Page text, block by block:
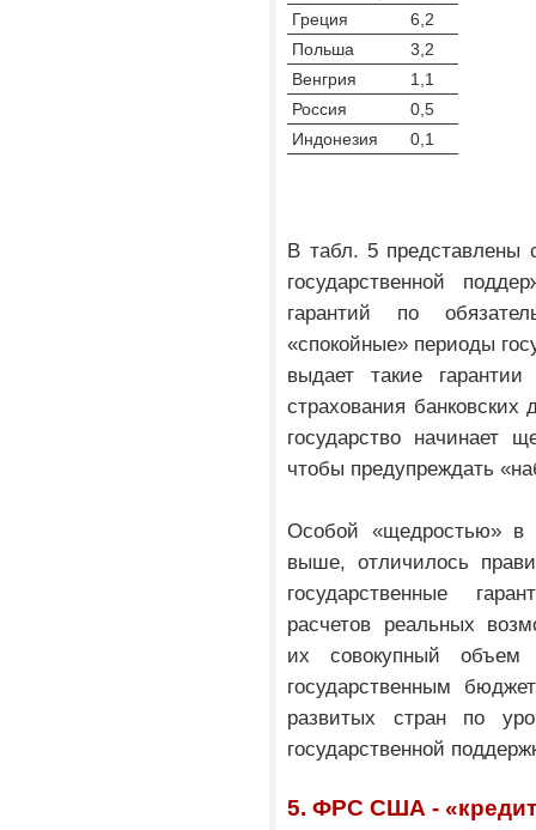
Греция
6,2
Польша
3,2
Венгрия
1,1
Россия
0,5
Индонезия
0,1
В табл. 5 представлены
государственной
гарантий по
«спокойные» периоды
выдает такие
страхования
государство начинает
чтобы предупреждать
Особой «щедростью»
выше, отличилось
государственные
расчетов реальных
их совокупный
государственным
развитых стран по
государственной
5. ФРС США -